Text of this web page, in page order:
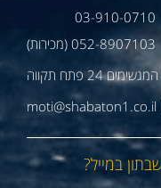
03-910-0710
052-8907103 (מכירות)
במייל?